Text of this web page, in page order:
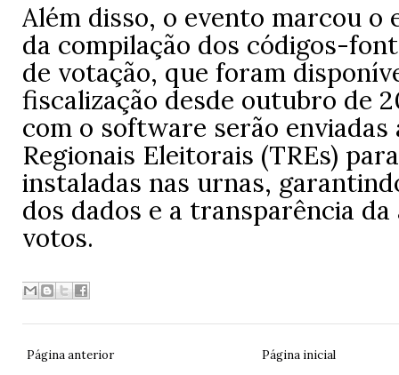
Além disso, o evento marcou o
da compilação dos códigos-
de votação, que foram
fiscalização desde outubro de
com o software serão enviadas
Regionais Eleitorais (TREs)
instaladas nas urnas,
dos dados e a transparência
votos.
Página anterior Página inicial